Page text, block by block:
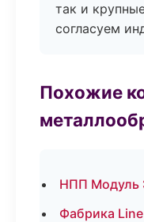
так и
согласуем
Похожие
НПП Модуль
Фабрика